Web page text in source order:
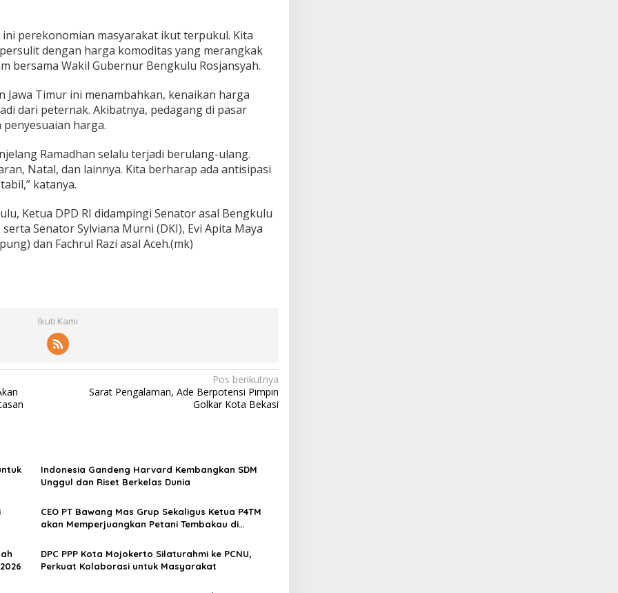
ini perekonomian masyarakat ikut terpukul. Kita
dengan harga komoditas yang merangkak
bersama Wakil Gubernur Bengkulu Rosjansyah.
Jawa Timur ini menambahkan, kenaikan harga
dari peternak. Akibatnya, pedagang di pasar
harga.
Ramadhan selalu terjadi berulang-ulang.
Natal, dan lainnya. Kita berharap ada antisipasi
katanya.
Ketua DPD RI didampingi Senator asal Bengkulu
Senator Sylviana Murni (DKI), Evi Apita Maya
dan Fachrul Razi asal Aceh.(mk)
Ikuti Kami
Pos berikutnya
Sarat Pengalaman, Ade Berpotensi Pimpin
Golkar Kota Bekasi
Indonesia Gandeng Harvard Kembangkan SDM
Unggul dan Riset Berkelas Dunia
CEO PT Bawang Mas Grup Sekaligus Ketua P4TM
akan Memperjuangkan Petani Tembakau di
DPC PPP Kota Mojokerto Silaturahmi ke PCNU,
Perkuat Kolaborasi untuk Masyarakat